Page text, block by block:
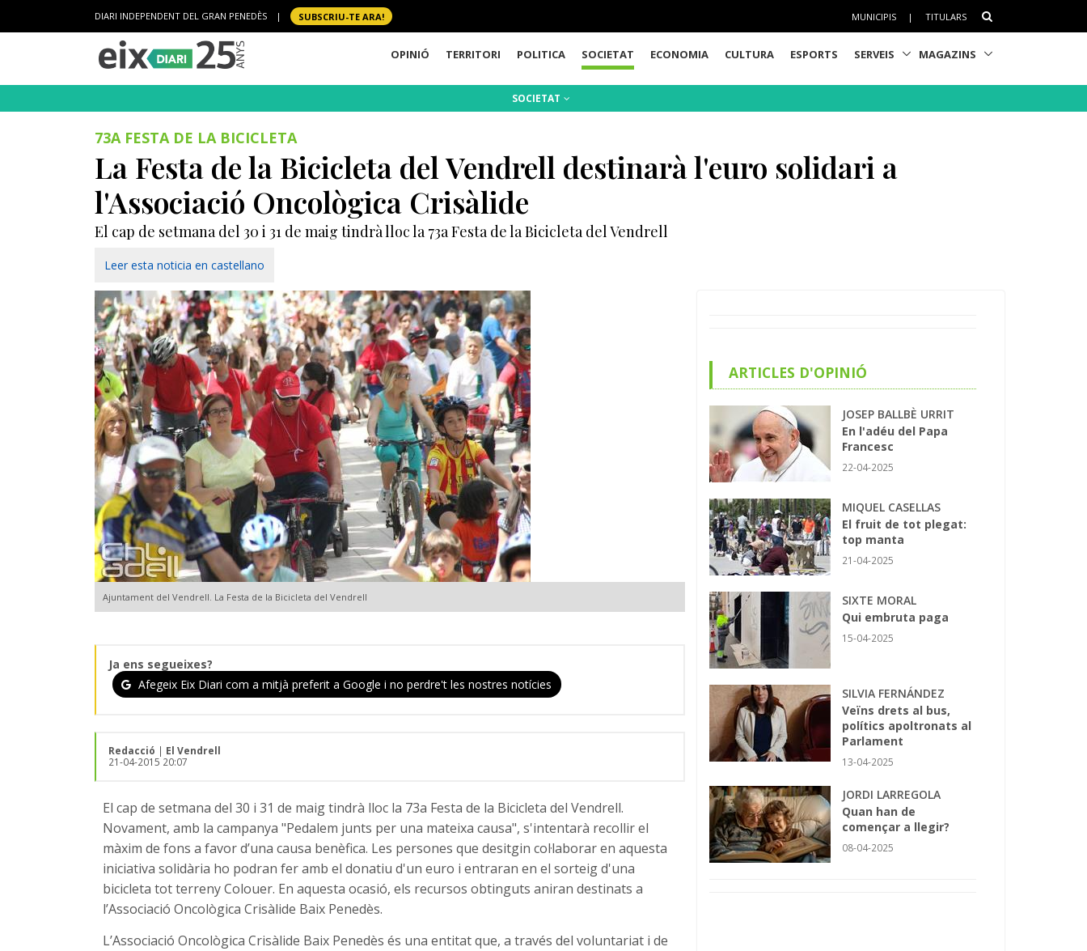
DIARI INDEPENDENT DEL GRAN PENEDÈS | SUBSCRIU-TE ARA! MUNICIPIS | TITULARS
OPINIÓ TERRITORI POLITICA SOCIETAT ECONOMIA CULTURA ESPORTS SERVEIS MAGAZINS
SOCIETAT
73A FESTA DE LA BICICLETA
La Festa de la Bicicleta del Vendrell destinarà l'euro solidari a
l'Associació Oncològica Crisàlide
El cap de setmana del 30 i 31 de maig tindrà lloc la 73a Festa de la Bicicleta del Vendrell
Leer esta noticia en castellano
Ajuntament del Vendrell. La Festa de la Bicicleta del Vendrell
Ja ens segueixes?
Afegeix Eix Diari com a mitjà preferit a Google i no perdre't les nostres notícies
Redacció | El Vendrell
21-04-2015 20:07
El cap de setmana del 30 i 31 de maig tindrà lloc la 73a Festa de la Bicicleta del Vendrell.
Novament, amb la campanya "Pedalem junts per una mateixa causa", s'intentarà recollir el
màxim de fons a favor d’una causa benèfica. Les persones que desitgin col·laborar en aquesta
iniciativa solidària ho podran fer amb el donatiu d'un euro i entraran en el sorteig d'una
bicicleta tot terreny Colouer. En aquesta ocasió, els recursos obtinguts aniran destinats a
l’Associació Oncològica Crisàlide Baix Penedès.
L’Associació Oncològica Crisàlide Baix Penedès és una entitat que, a través del voluntariat i de
ARTICLES D'OPINIÓ
JOSEP BALLBÈ URRIT
En l'adéu del Papa
Francesc
22-04-2025
MIQUEL CASELLAS
El fruit de tot plegat:
top manta
21-04-2025
SIXTE MORAL
Qui embruta paga
15-04-2025
SILVIA FERNÁNDEZ
Veïns drets al bus,
polítics apoltronats al
Parlament
13-04-2025
JORDI LARREGOLA
Quan han de
començar a llegir?
08-04-2025